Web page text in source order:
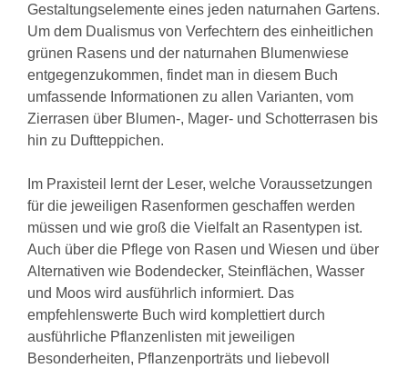
Gestaltungselemente eines jeden naturnahen Gartens.
Um dem Dualismus von Verfechtern des einheitlichen
grünen Rasens und der naturnahen Blumenwiese
entgegenzukommen, findet man in diesem Buch
umfassende Informationen zu allen Varianten, vom
Zierrasen über Blumen-, Mager- und Schotterrasen bis
hin zu Duftteppichen.
Im Praxisteil lernt der Leser, welche Voraussetzungen
für die jeweiligen Rasenformen geschaffen werden
müssen und wie groß die Vielfalt an Rasentypen ist.
Auch über die Pflege von Rasen und Wiesen und über
Alternativen wie Bodendecker, Steinflächen, Wasser
und Moos wird ausführlich informiert. Das
empfehlenswerte Buch wird komplettiert durch
ausführliche Pflanzenlisten mit jeweiligen
Besonderheiten, Pflanzenporträts und liebevoll